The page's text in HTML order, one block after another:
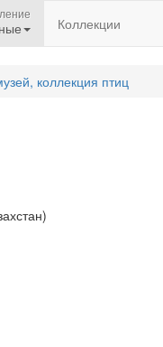
Коллекции
коллекция птиц